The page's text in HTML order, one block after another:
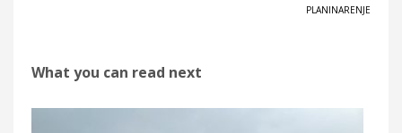
PLANINARENJE
What you can read next